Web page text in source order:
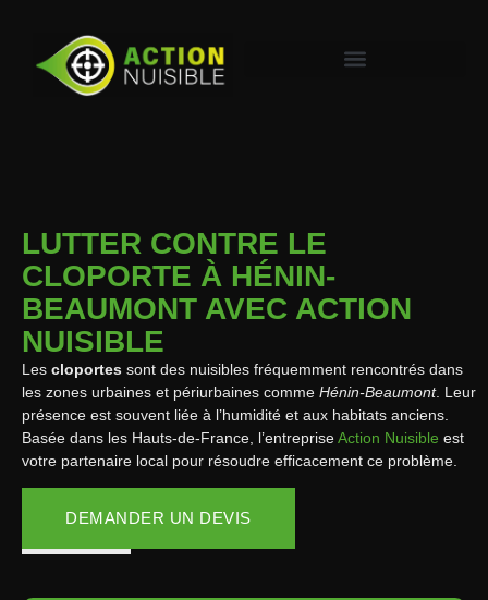
LUTTER CONTRE LE
CLOPORTE À HÉNIN-
BEAUMONT AVEC ACTION
NUISIBLE
Les cloportes sont des nuisibles fréquemment rencontrés dans
les zones urbaines et périurbaines comme Hénin-Beaumont. Leur
présence est souvent liée à l’humidité et aux habitats anciens.
Basée dans les Hauts-de-France, l’entrepriseAction Nuisible est
votre partenaire local pour résoudre efficacement ce problème.
DEMANDER UN DEVIS